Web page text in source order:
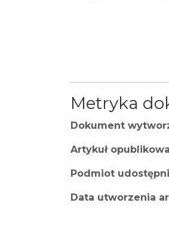
Metryka
Dokument
Artykuł
Podmiot
Data utworzenia